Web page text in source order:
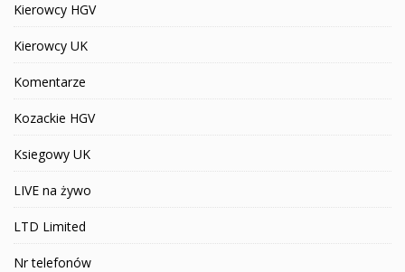
Kierowcy HGV
Kierowcy UK
Komentarze
Kozackie HGV
Ksiegowy UK
LIVE na żywo
LTD Limited
Nr telefonów